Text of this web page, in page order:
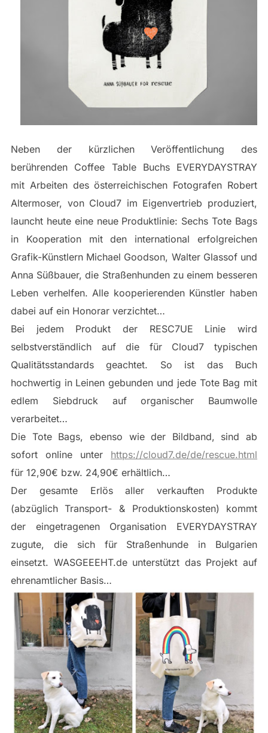
Neben der kürzlichen Veröffentlichung des
berührenden Coffee Table Buchs EVERYDAYSTRAY
mit Arbeiten des österreichischen Fotografen Robert
Altermoser, von Cloud7 im Eigenvertrieb produziert,
launcht heute eine neue Produktlinie: Sechs Tote Bags
in Kooperation mit den international erfolgreichen
Grafik-Künstlern Michael Goodson, Walter Glassof und
Anna Süßbauer, die Straßenhunden zu einem besseren
Leben verhelfen. Alle kooperierenden Künstler haben
dabei auf ein Honorar verzichtet…
Bei jedem Produkt der RESC7UE Linie wird
selbstverständlich auf die für Cloud7 typischen
Qualitätsstandards geachtet. So ist das Buch
hochwertig in Leinen gebunden und jede Tote Bag mit
edlem Siebdruck auf organischer Baumwolle
verarbeitet…
Die Tote Bags, ebenso wie der Bildband, sind ab
sofort online unter https://cloud7.de/de/rescue.html
für 12,90€ bzw. 24,90€ erhältlich…
Der gesamte Erlös aller verkauften Produkte
(abzüglich Transport- & Produktionskosten) kommt
der eingetragenen Organisation EVERYDAYSTRAY
zugute, die sich für Straßenhunde in Bulgarien
einsetzt. WASGEEEHT.de unterstützt das Projekt auf
ehrenamtlicher Basis…